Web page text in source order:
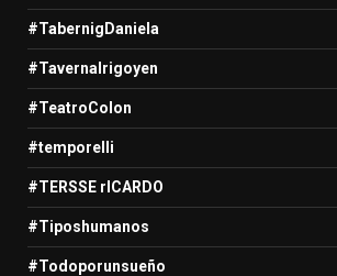
#TabernigDaniela
#TavernaIrigoyen
#TeatroColon
#temporelli
#TERSSE rICARDO
#Tiposhumanos
#Todoporunsueño